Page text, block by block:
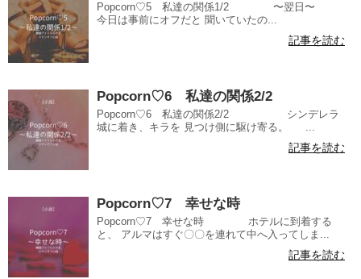
Popcorn♡5 私達の関係1/2 〜翌日〜
今日は事前にオフだと 聞いていたの...
記事を読む
Popcorn♡6 私達の関係2/2
Popcorn♡6 私達の関係2/2 シンデレラ
城に着き、キラを 見つけ側に駆け寄る。 ...
記事を読む
Popcorn♡7 幸せな時
Popcorn♡7 幸せな時 ホテルに到着する
と、 アルマはすぐ〇〇を連れて中へ入ってしま...
記事を読む